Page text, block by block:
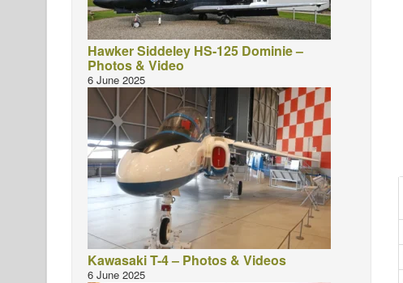
Hawker Siddeley HS-125 Dominie –
Photos & Video
6 June 2025
Kawasaki T-4 – Photos & Videos
6 June 2025